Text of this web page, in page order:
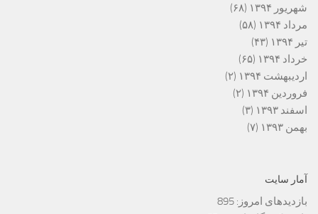
شهریور ۱۳۹۴
(۶۸)
مرداد ۱۳۹۴
(۵۸)
تیر ۱۳۹۴
(۴۳)
خرداد ۱۳۹۴
(۶۵)
اردیبهشت ۱۳۹۴
(۲)
فروردین ۱۳۹۴
(۲)
اسفند ۱۳۹۳
(۳)
بهمن ۱۳۹۳
(۷)
آمار سایت
بازدیدهای امروز: 895